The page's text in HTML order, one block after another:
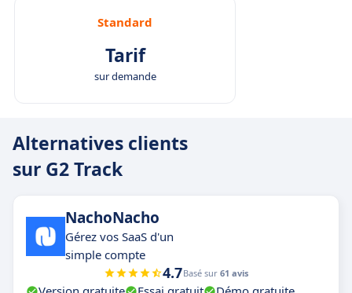
Standard
Tarif
sur demande
Alternatives clients
sur G2 Track
NachoNacho
Gérez vos SaaS d'un
simple compte
4.7Basé sur 61 avis